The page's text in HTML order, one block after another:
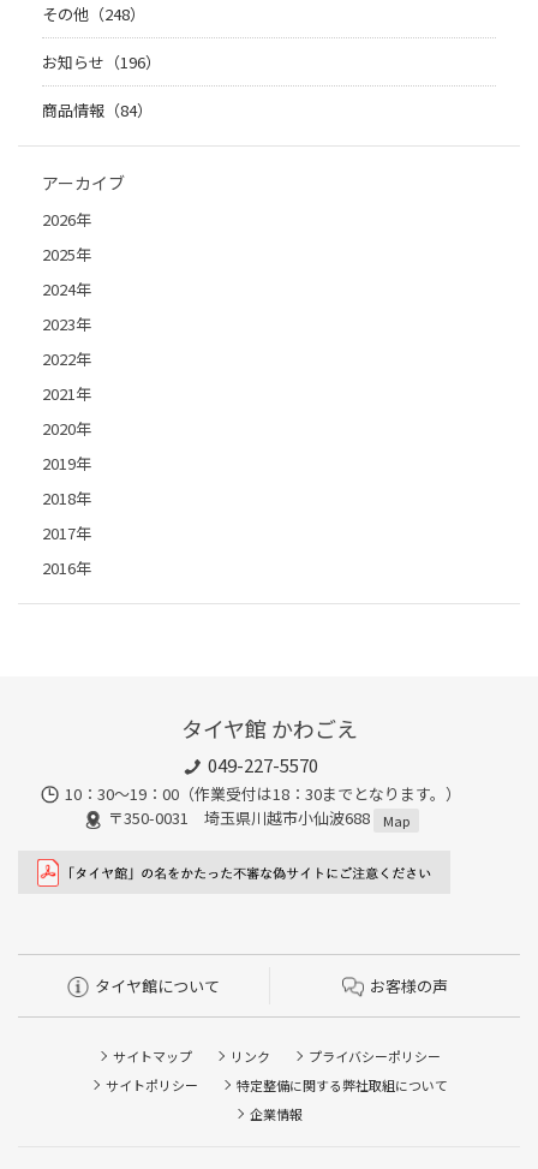
その他（248）
お知らせ（196）
商品情報（84）
アーカイブ
2026年
2025年
2024年
2023年
2022年
2021年
2020年
2019年
2018年
2017年
2016年
タイヤ館 かわごえ
049-227-5570
10：30～19：00（作業受付は18：30までとなります。）
〒350-0031 埼玉県川越市小仙波688
Map
タイヤ館について お客様の声
サイトマップ リンク
プライバシーポリシー
サイトポリシー
特定整備に関する弊社取組について
企業情報